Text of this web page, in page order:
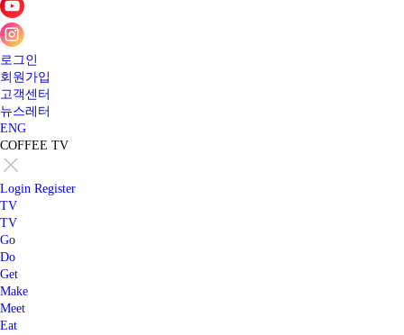
로그인
회원가입
고객센터
뉴스레터
ENG
COFFEE TV
Login Register
TV
TV
Go
Do
Get
Make
Meet
Eat